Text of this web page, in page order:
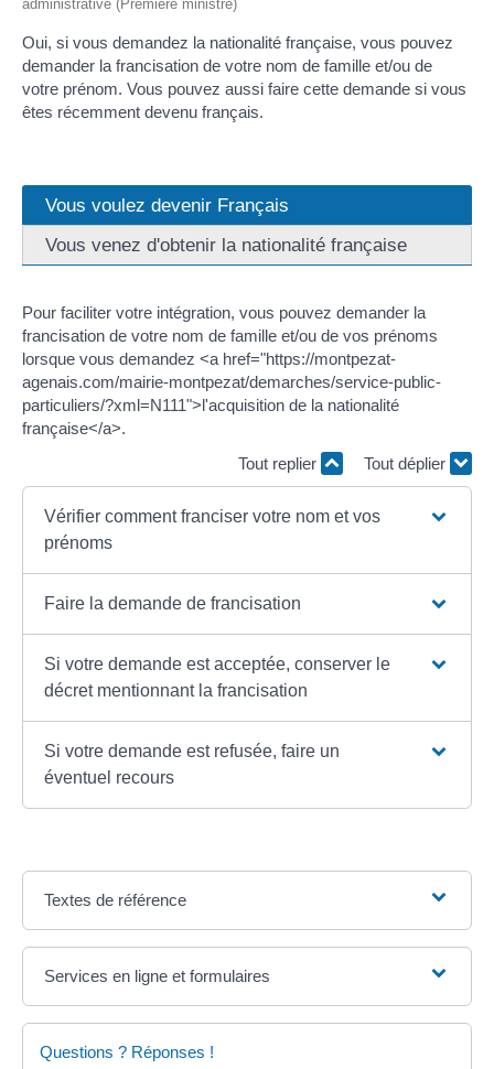
administrative (Première ministre)
Oui, si vous demandez la nationalité française, vous pouvez
demander la francisation de votre nom de famille et/ou de
votre prénom. Vous pouvez aussi faire cette demande si vous
êtes récemment devenu français.
Vous voulez devenir Français
Vous venez d'obtenir la nationalité française
Pour faciliter votre intégration, vous pouvez demander la
francisation de votre nom de famille et/ou de vos prénoms
lorsque vous demandez <a href="https://montpezat-
agenais.com/mairie-montpezat/demarches/service-public-
particuliers/?xml=N111">l'acquisition de la nationalité
française</a>.
Tout replier
Tout déplier
Vérifier comment franciser votre nom et vos
prénoms
Faire la demande de francisation
Si votre demande est acceptée, conserver le
décret mentionnant la francisation
Si votre demande est refusée, faire un
éventuel recours
Textes de référence
Services en ligne et formulaires
Questions ? Réponses !